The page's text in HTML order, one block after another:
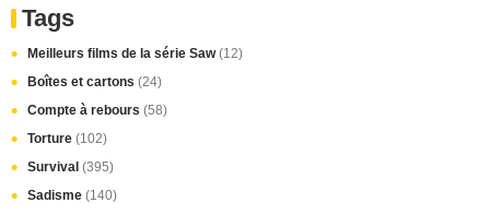
Tags
Meilleurs films de la série Saw(12)
Boîtes et cartons (24)
Compte à rebours (58)
Torture (102)
Survival (395)
Sadisme (140)